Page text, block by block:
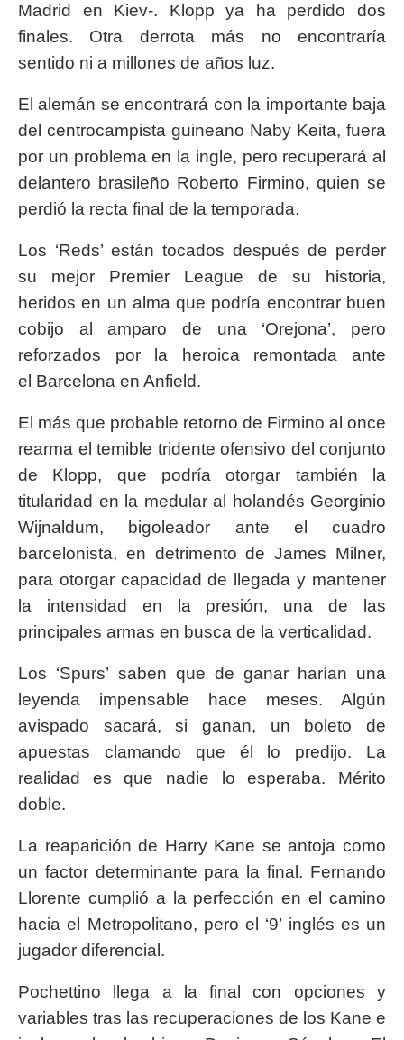
Madrid en Kiev-. Klopp ya ha perdido dos
finales. Otra derrota más no encontraría
sentido ni a millones de años luz.
El alemán se encontrará con la importante baja
del centrocampista guineano Naby Keita, fuera
por un problema en la ingle, pero recuperará al
delantero brasileño Roberto Firmino, quien se
perdió la recta final de la temporada.
Los ‘Reds’ están tocados después de perder
su mejor Premier League de su historia,
heridos en un alma que podría encontrar buen
cobijo al amparo de una ‘Orejona’, pero
reforzados por la heroica remontada ante
el Barcelona en Anfield.
El más que probable retorno de Firmino al once
rearma el temible tridente ofensivo del conjunto
de Klopp, que podría otorgar también la
titularidad en la medular al holandés Georginio
Wijnaldum, bigoleador ante el cuadro
barcelonista, en detrimento de James Milner,
para otorgar capacidad de llegada y mantener
la intensidad en la presión, una de las
principales armas en busca de la verticalidad.
Los ‘Spurs’ saben que de ganar harían una
leyenda impensable hace meses. Algún
avispado sacará, si ganan, un boleto de
apuestas clamando que él lo predijo. La
realidad es que nadie lo esperaba. Mérito
doble.
La reaparición de Harry Kane se antoja como
un factor determinante para la final. Fernando
Llorente cumplió a la perfección en el camino
hacia el Metropolitano, pero el ‘9’ inglés es un
jugador diferencial.
Pochettino llega a la final con opciones y
variables tras las recuperaciones de los Kane e